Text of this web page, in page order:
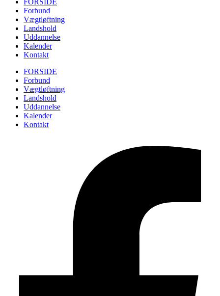
FORSIDE
Forbund
Vægtløftning
Landshold
Uddannelse
Kalender
Kontakt
FORSIDE
Forbund
Vægtløftning
Landshold
Uddannelse
Kalender
Kontakt